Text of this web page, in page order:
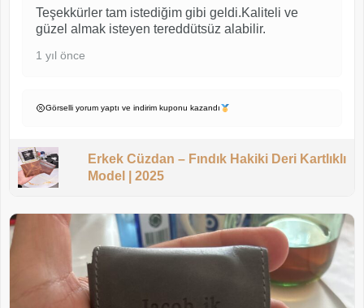
Teşekkürler tam istediğim gibi geldi.Kaliteli ve
güzel almak isteyen tereddütsüz alabilir.
1 yıl önce
Görselli yorum yaptı ve indirim kuponu kazandı
Erkek Cüzdan – Fındık Hakiki Deri Kartlıklı
Model | 2025